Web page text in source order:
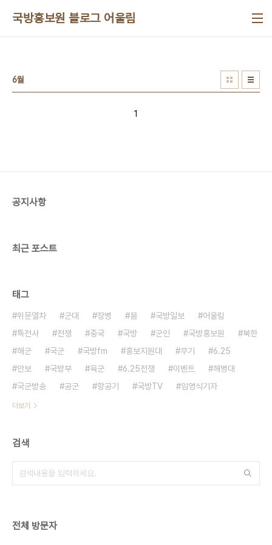
국방홍보원 블로그 어울림
6월
1
공지사항
최근 포스트
태그
위문열차 군대 장병 붐 국방일보
어울림
특전사
전쟁 중국 국방 군인 국방홍보원
북한
해군
국군 국방fm 홍보지원대 무기
6.25
안보
국방부 육군 6.25전쟁 이벤트
해병대
국군방송
공군 항공기 국방TV 임영식기자
더보기
검색
전체 방문자